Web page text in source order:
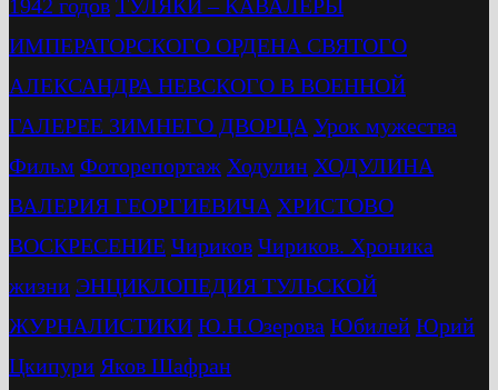
1942 годов ТУЛЯКИ – КАВАЛЕРЫ
ИМПЕРАТОРСКОГО ОРДЕНА СВЯТОГО
АЛЕКСАНДРА НЕВСКОГО В ВОЕННОЙ
ГАЛЕРЕЕ ЗИМНЕГО ДВОРЦА Урок мужества
Фильм Фоторепортаж Ходулин ХОДУЛИНА
ВАЛЕРИЯ ГЕОРГИЕВИЧА ХРИСТОВО
ВОСКРЕСЕНИЕ Чириков Чириков. Хроника
жизни ЭНЦИКЛОПЕДИЯ ТУЛЬСКОЙ
ЖУРНАЛИСТИКИ Ю.Н.Озерова Юбилей Юрий
Цкипури Яков Шафран